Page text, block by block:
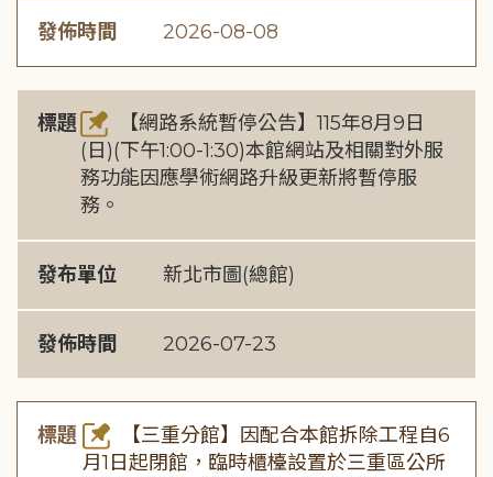
發佈時間 2026-08-08
標題
【網路系統暫停公告】115年8月9日
(日)(下午1:00-1:30)本館網站及相關對外服
務功能因應學術網路升級更新將暫停服
務。
發布單位 新北市圖(總館)
發佈時間 2026-07-23
標題
【三重分館】因配合本館拆除工程自6
月1日起閉館，臨時櫃檯設置於三重區公所